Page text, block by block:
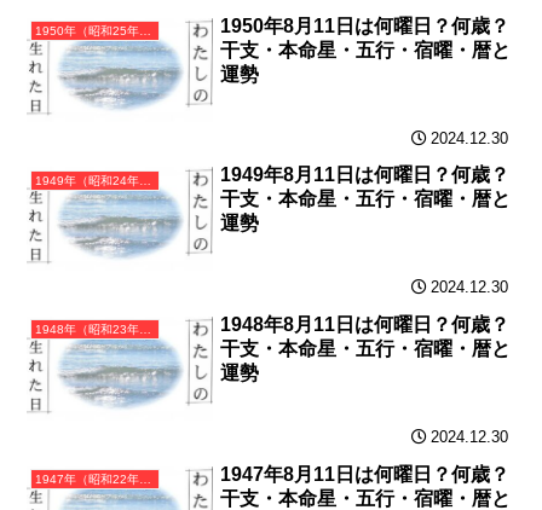
1950年（昭和25年）庚寅（かのえとら）・寅年（とら年）カレンダー（月曜はじまり）
1950年8月11日は何曜日？何歳？
干支・本命星・五行・宿曜・暦と
運勢
2024.12.30
1949年（昭和24年）己丑（つちのとうし）・丑年（うし年）カレンダー（月曜はじまり）
1949年8月11日は何曜日？何歳？
干支・本命星・五行・宿曜・暦と
運勢
2024.12.30
1948年（昭和23年）戊子（つちのえね）・子年（ねずみ年）カレンダー（月曜はじまり）
1948年8月11日は何曜日？何歳？
干支・本命星・五行・宿曜・暦と
運勢
2024.12.30
1947年（昭和22年）丁亥（ひのとい）・亥年（いのしし年）カレンダー（月曜はじまり）
1947年8月11日は何曜日？何歳？
干支・本命星・五行・宿曜・暦と